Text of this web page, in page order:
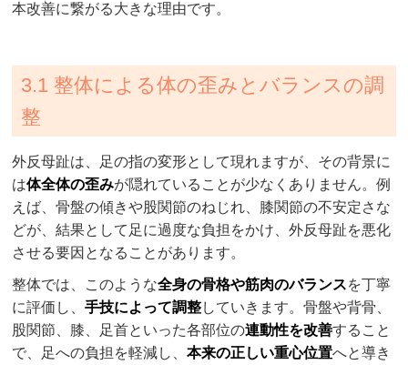
本改善に繋がる大きな理由です。
3.1 整体による体の歪みとバランスの調
整
外反母趾は、足の指の変形として現れますが、その背景に
は体全体の歪みが隠れていることが少なくありません。例
えば、骨盤の傾きや股関節のねじれ、膝関節の不安定さな
どが、結果として足に過度な負担をかけ、外反母趾を悪化
させる要因となることがあります。
整体では、このような全身の骨格や筋肉のバランスを丁寧
に評価し、手技によって調整していきます。骨盤や背骨、
股関節、膝、足首といった各部位の連動性を改善すること
で、足への負担を軽減し、本来の正しい重心位置へと導き